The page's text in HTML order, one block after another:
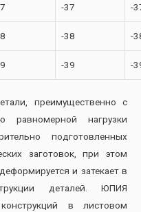
-37 -
-38 -
-39 -
преимущественно с
нагрузки
подготовленных
заготовок, при этом
и затекает в
деталей. ЮПИЯ
в листовом